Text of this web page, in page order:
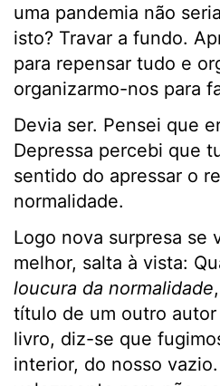
uma pandemia não
isto? Travar a fundo.
para repensar tudo e
organizarmo-nos para
Devia ser. Pensei que
Depressa percebi que
sentido do apressar o
normalidade.
Logo nova surpresa se
melhor, salta à vista:
loucura da normalidade
título de um outro autor
livro, diz-se que
interior, do nosso